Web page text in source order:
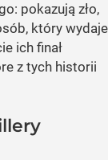
pokazują zło,
który wydaje
ich finał
z tych historii